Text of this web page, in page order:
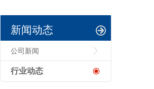
新闻动态
公司新闻
行业动态